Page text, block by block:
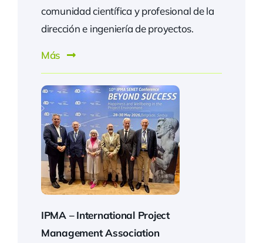
comunidad científica y profesional de la
dirección e ingeniería de proyectos.
Más
IPMA – International Project
Management Association